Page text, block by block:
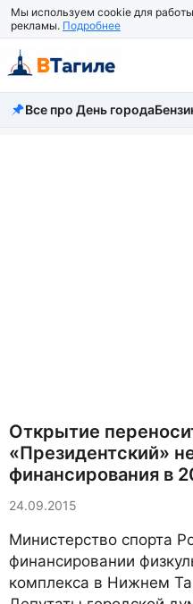
Мы используем cookie для работы
рекламы. Подробнее
Все новости
Все про День города
Открытие
«Президентский»
финансирования в
24.09.2015
Министерство спорта
финансировании
комплекса в Нижнем